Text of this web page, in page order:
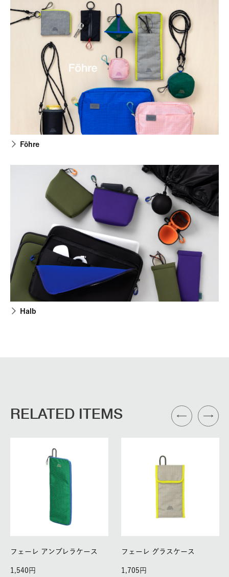
Föhre
Halb
RELATED ITEMS
フェーレ アンブレラケース
1,540
フェーレ グラスケース
1,705